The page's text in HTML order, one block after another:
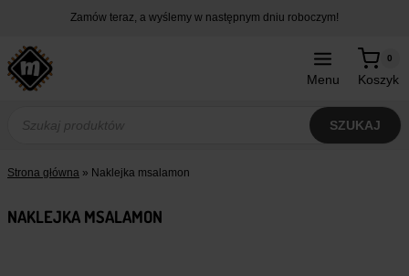
treści
Zamów teraz, a wyślemy w następnym dniu roboczym!
Menu Koszyk
0
produktów
SZUKAJ
Strona główna » Naklejka msalamon
NAKLEJKA MSALAMON